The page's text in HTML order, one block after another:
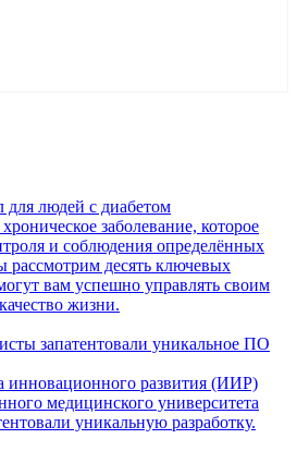
для людей с диабетом
заболевание, которое
и соблюдения определённых
рассмотрим десять ключевых
вам успешно управлять своим
жизни.
запатентовали уникальное ПО
инновационного развития (ИИР)
медицинского университета
уникальную разработку.